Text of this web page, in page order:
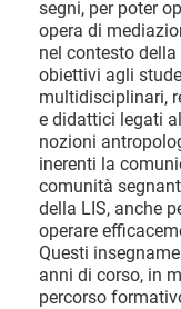
segni, per poter
opera di
nel contesto
obiettivi agli
multidisciplinari,
e didattici legati
nozioni
inerenti la
comunità
della LIS, anche
operare
Questi
anni di corso, in
percorso